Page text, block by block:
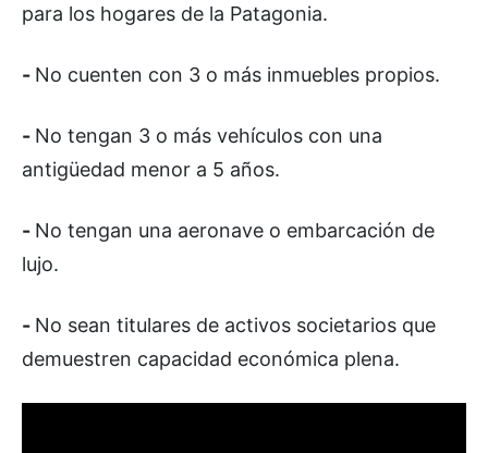
para los hogares de la Patagonia.
- No cuenten con 3 o más inmuebles propios.
- No tengan 3 o más vehículos con una
antigüedad menor a 5 años.
- No tengan una aeronave o embarcación de
lujo.
- No sean titulares de activos societarios que
demuestren capacidad económica plena.